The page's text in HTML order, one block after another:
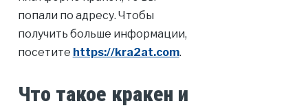
попали по адресу. Чтобы
получить больше информации,
посетите https://kra2at.com.
Что такое кракен и